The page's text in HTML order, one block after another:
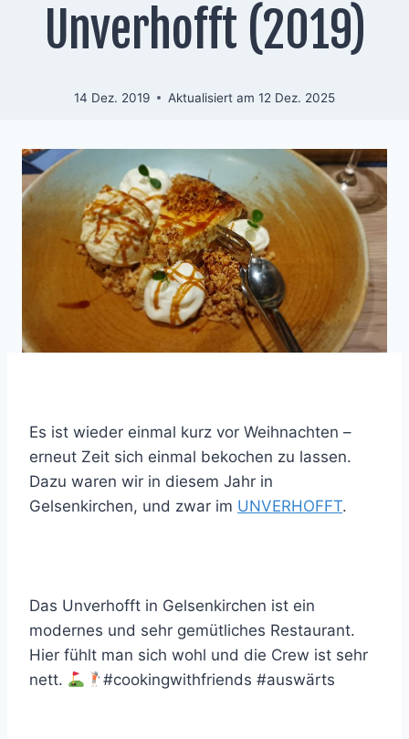
Unverhofft (2019)
14 Dez. 2019 Aktualisiert am 12 Dez. 2025
Es ist wieder einmal kurz vor Weihnachten –
erneut Zeit sich einmal bekochen zu lassen.
Dazu waren wir in diesem Jahr in
Gelsenkirchen, und zwar im UNVERHOFFT.
Das Unverhofft in Gelsenkirchen ist ein
modernes und sehr gemütliches Restaurant.
Hier fühlt man sich wohl und die Crew ist sehr
nett.
#cookingwithfriends #auswärts